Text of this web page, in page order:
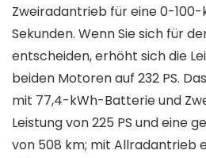
Zweiradantrieb für eine 0-
Sekunden. Wenn Sie sich für
entscheiden, erhöht sich die
beiden Motoren auf 232 PS.
mit 77,4-kWh-Batterie und
Leistung von 225 PS und eine
von 508 km; mit Allradantrieb